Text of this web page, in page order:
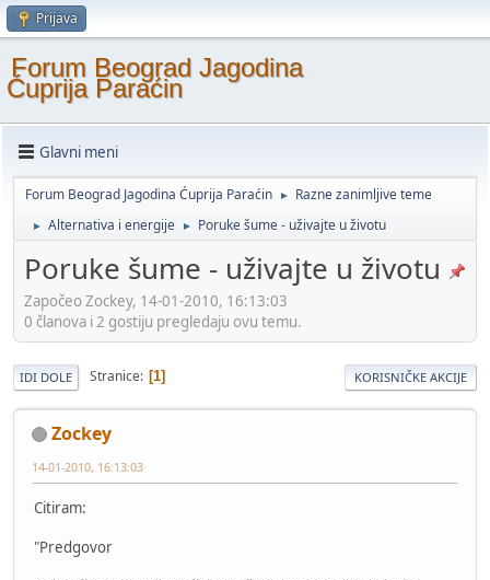
Prijava
Forum Beograd Jagodina
Ćuprija Paraćin
Glavni meni
Forum Beograd Jagodina Ćuprija Paraćin ► Razne zanimljive teme
► Alternativa i energije ► Poruke šume - uživajte u životu
Poruke šume - uživajte u životu
Započeo Zockey, 14-01-2010, 16:13:03
0 članova i 2 gostiju pregledaju ovu temu.
IDI DOLE Stranice 1 KORISNIČKE AKCIJE
Zockey
14-01-2010, 16:13:03
Citiram:
"Predgovor